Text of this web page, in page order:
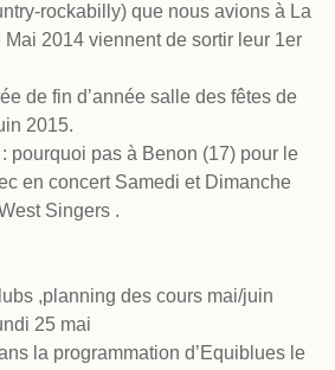
rockabilly) que nous avions à La
2014 viennent de sortir leur 1er
de fin d’année salle des fêtes de
2015.
pourquoi pas à Benon (17) pour le
en concert Samedi et Dimanche
Singers .
,planning des cours mai/juin
25 mai
la programmation d’Equiblues le